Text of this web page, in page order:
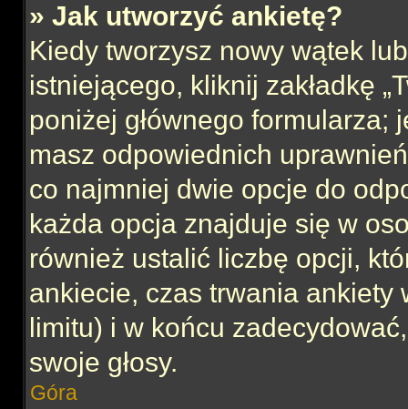
» Jak utworzyć ankietę?
Kiedy tworzysz nowy wątek
istniejącego, kliknij zakładkę
poniżej głównego formularza;
masz odpowiednich
co najmniej dwie opcje do
każda opcja znajduje się w
również ustalić liczbę opcji,
ankiecie, czas trwania ankiety
limitu) i w końcu
swoje głosy.
Góra